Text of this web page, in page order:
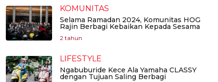
KOMUNITAS
Selama Ramadan 2024, Komunitas HOG
Rajin Berbagi Kebaikan Kepada Sesama
2 tahun
LIFESTYLE
Ngabuburide Kece Ala Yamaha CLASSY
dengan Tujuan Saling Berbagi